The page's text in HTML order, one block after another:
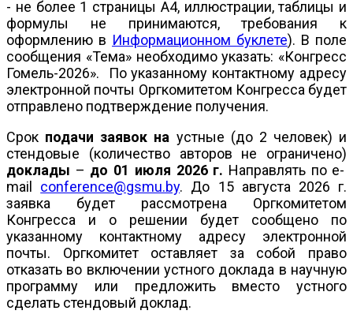
- не более 1 страницы А4, иллюстрации, таблицы и
формулы не принимаются, требования к
оформлению в Информационном буклете). В поле
сообщения «Тема» необходимо указать: «Конгресс
Гомель-2026». По указанному контактному адресу
электронной почты Оргкомитетом Конгресса будет
отправлено подтверждение получения.
Срок подачи заявок на устные (до 2 человек) и
стендовые (количество авторов не ограничено)
доклады – до 01 июля 2026 г. Направлять по e-
mail conference@gsmu.by. До 15 августа 2026 г.
заявка будет рассмотрена Оргкомитетом
Конгресса и о решении будет сообщено по
указанному контактному адресу электронной
почты. Оргкомитет оставляет за собой право
отказать во включении устного доклада в научную
программу или предложить вместо устного
сделать стендовый доклад.